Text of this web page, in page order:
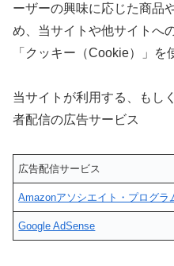
ーザーの興味に応じた商品
め、当サイトや他サイトへ
「クッキー（Cookie）」を
当サイトが利用する、もし
者配信の広告サービス
広告配信サービス
Amazonアソシエイト・プログラ
Google AdSense